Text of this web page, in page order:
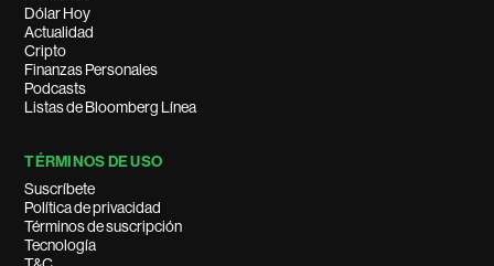
Dólar Hoy
Actualidad
Cripto
Finanzas Personales
Podcasts
Listas de Bloomberg Línea
TÉRMINOS DE USO
Suscríbete
Política de privacidad
Términos de suscripción
Tecnología